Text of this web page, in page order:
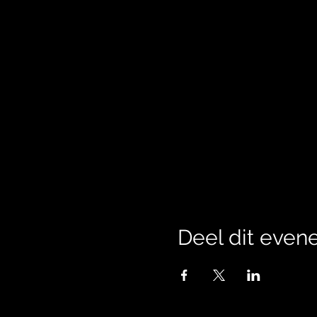
Deel dit